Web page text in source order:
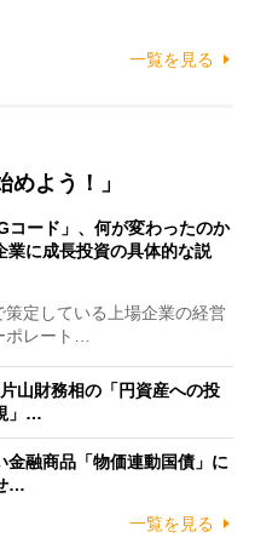
一覧を見る
よう！」
コード」、何が変わったのか
に成長投資の具体的な説
定している上場企業の経営
ポレート…
山財務相の「円資産への投
」…
金融商品「物価連動国債」に
…
一覧を見る